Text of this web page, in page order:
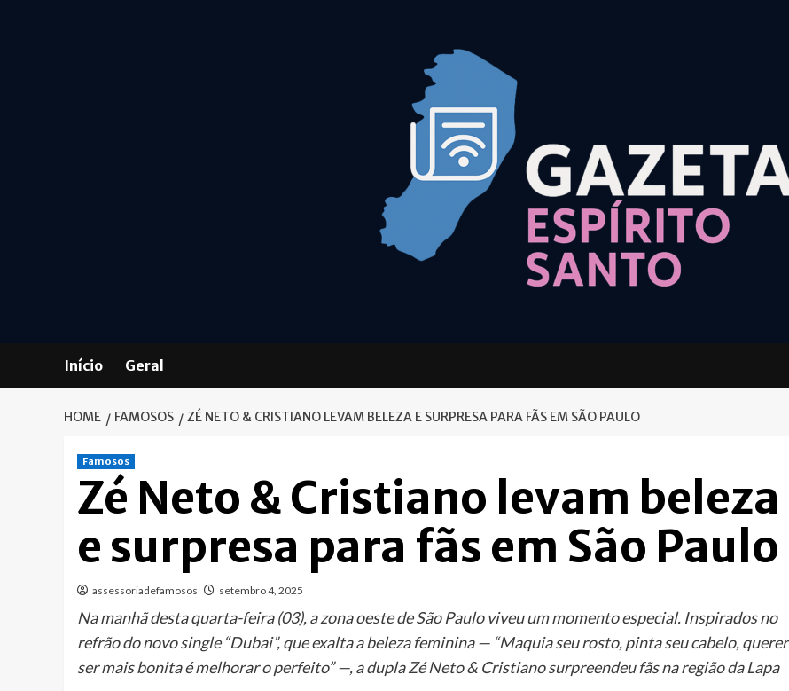
Início Geral
HOME FAMOSOS ZÉ NETO & CRISTIANO LEVAM BELEZA E SURPRESA PARA FÃS EM SÃO PAULO
Famosos
Zé Neto & Cristiano levam beleza
e surpresa para fãs em São Paulo
assessoriadefamosos setembro 4, 2025
Na manhã desta quarta-feira (03), a zona oeste de São Paulo viveu um momento especial. Inspirados no
refrão do novo single “Dubai”, que exalta a beleza feminina — “Maquia seu rosto, pinta seu cabelo, querer
ser mais bonita é melhorar o perfeito” —, a dupla Zé Neto & Cristiano surpreendeu fãs na região da Lapa